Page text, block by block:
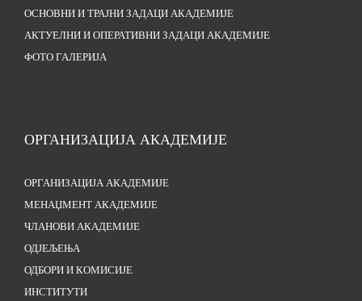
ОСНОВНИ И ТРАЈНИ ЗАДАЦИ АКАДЕМИЈЕ
АКТУЕЛНИ И ОПЕРАТИВНИ ЗАДАЦИ АКАДЕМИЈЕ
ФОТО ГАЛЕРИЈА
ОРГАНИЗАЦИЈА АКАДЕМИЈЕ
ОРГАНИЗАЦИЈА АКАДЕМИЈЕ
МЕНАЏМЕНТ АКАДЕМИЈЕ
ЧЛАНОВИ АКАДЕМИЈЕ
ОДЈЕЉЕЊА
ОДБОРИ И КОМИСИЈЕ
ИНСТИТУТИ